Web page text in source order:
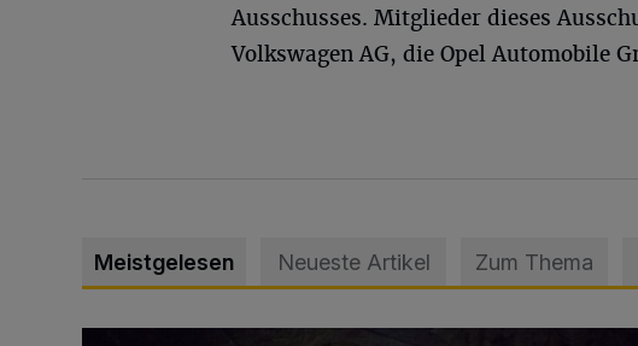
Ausschusses. Mitglieder dieses
Volkswagen AG, die Opel Automobile
Meistgelesen Neueste Artikel Zum Thema